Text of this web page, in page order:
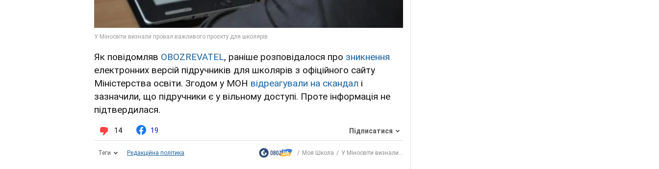
Як повідомляв OBOZREVATEL, раніше розповідалося про зникнення
електронних версій підручників для школярів з офіційного сайту
Міністерства освіти. Згодом у МОН відреагували на скандал і
зазначили, що підручники є у вільному доступі. Проте інформація не
підтвердилася.
14 19 Підписатися
Теги Редакційна політика Моя Школа У Міносвіти визнали...